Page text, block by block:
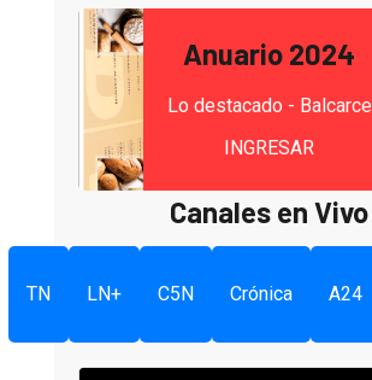
Anuario 2024
Lo destacado - Balcarce
INGRESAR
Canales en Vivo
TN LN+ C5N Crónica A24